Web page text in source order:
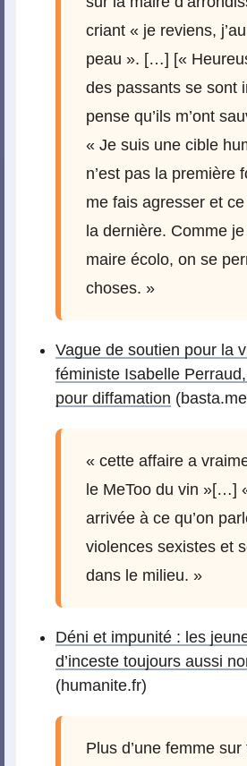
criant « je reviens,
peau ». […] [«
des passants se sont
pense qu’ils m’ont
« Je suis une cible
n’est pas la première
me fais agresser et
la dernière. Comme
maire écolo, on se
choses. »
Vague de soutien pour la
féministe Isabelle
pour diffamation
« cette affaire a
le MeToo du vin »[…]
arrivée à ce qu’on
violences sexistes et
dans le milieu. »
Déni et impunité : les
d’inceste toujours aussi
(humanite.fr)
Plus d’une femme sur